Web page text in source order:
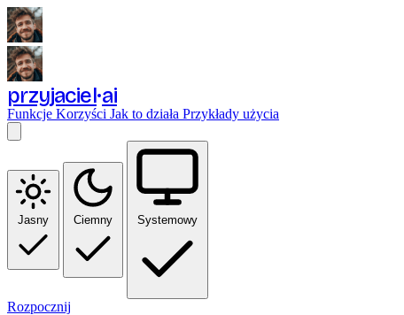
przyjaciel ai
Funkcje Korzyści Jak to działa Przykłady użycia
Jasny Ciemny Systemowy
Rozpocznij